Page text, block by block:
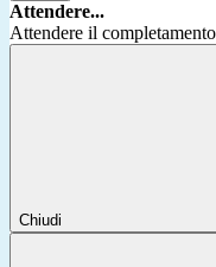
Attendere...
Attendere il
Chiudi